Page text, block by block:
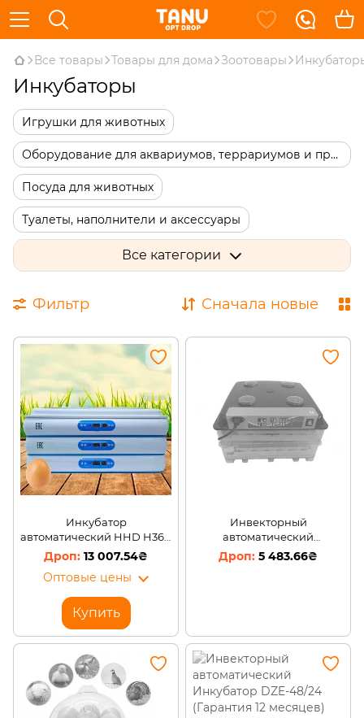
Все товары Товары для дома Зоотовары
Инкубаторы
Игрушки для животных
Оборудование для аквариумов, террариумов и прудов
Посуда для животных
Туалеты, наполнители и аксессуары
Инструменты для груминга
Аквариумы
Все категории
Фильтр Сначала новые
Инкубатор
автоматический HHD H360
(220V)/AN
13 007.54₴
Оптовые цены
Купить
Инвекторный
автоматический
Инкубатор DZE-110
5 483.66₴